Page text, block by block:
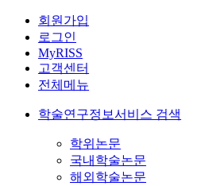
회원가입
로그인
MyRISS
고객센터
전체메뉴
학술연구정보서비스 검색
학위논문
국내학술논문
해외학술논문